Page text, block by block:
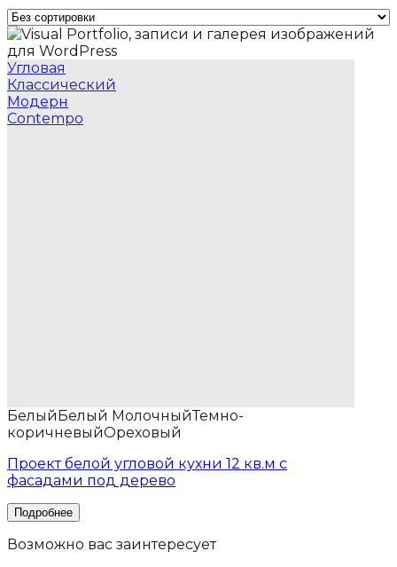
Угловая
Классический
Модерн
Contempo
БелыйБелый МолочныйТемно-
коричневыйОреховый
Проект белой угловой кухни 12 кв.м с
фасадами под дерево
Возможно вас заинтересует